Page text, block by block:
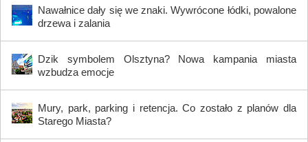
Nawałnice dały się we znaki. Wywrócone łódki, powalone
drzewa i zalania
Dzik symbolem Olsztyna? Nowa kampania miasta
wzbudza emocje
Mury, park, parking i retencja. Co zostało z planów dla
Starego Miasta?